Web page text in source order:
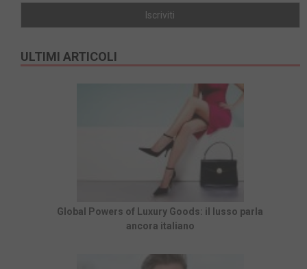
ULTIMI ARTICOLI
Global Powers of Luxury Goods: il lusso parla
ancora italiano